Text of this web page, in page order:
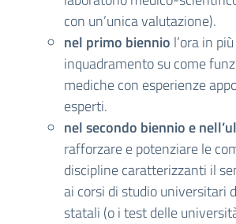
con un’unica valutazione).
nel primo biennio l’ora in
inquadramento su come
mediche con esperienze
esperti.
nel secondo biennio e
rafforzare e potenziare le
discipline caratterizzanti il
ai corsi di studio universitari
statali (o i test delle